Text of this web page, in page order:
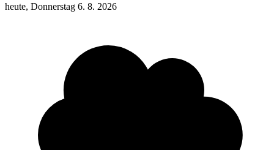
heute, Donnerstag 6. 8. 2026